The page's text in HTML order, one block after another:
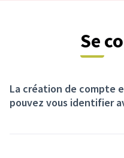
Se
La création de compte
pouvez vous identifier